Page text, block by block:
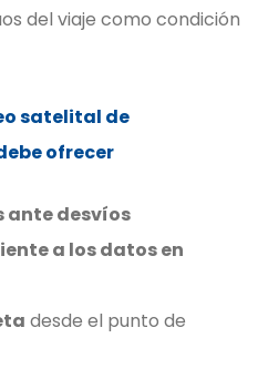
del viaje como condición
satelital de
ofrecer
desvíos
a los datos en
desde el punto de